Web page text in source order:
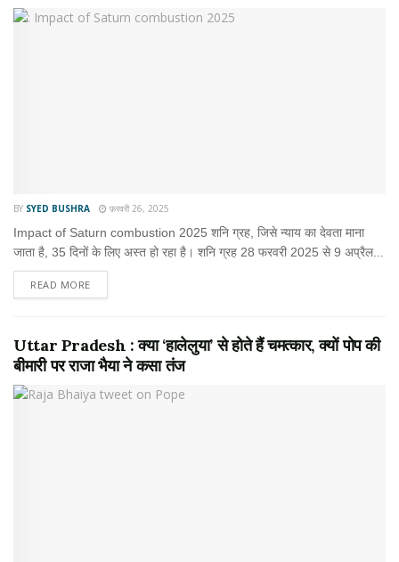
BY SYED BUSHRA फ़रवरी 26, 2025
Impact of Saturn combustion 2025 शनि ग्रह, जिसे न्याय का देवता माना
जाता है, 35 दिनों के लिए अस्त हो रहा है। शनि ग्रह 28 फरवरी 2025 से 9 अप्रैल...
READ MORE
Uttar Pradesh : क्या ‘हालेलुया’ से होते हैं चमत्कार, क्यों पोप की
बीमारी पर राजा भैया ने कसा तंज